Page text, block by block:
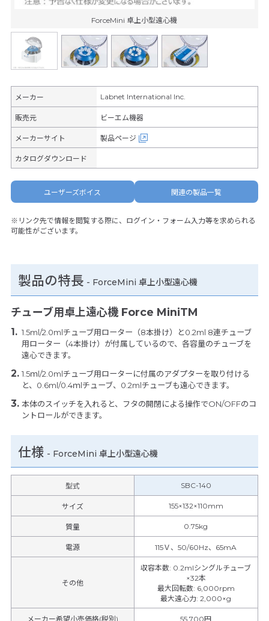
ForceMini 卓上小型遠心機
メーカー Labnet International Inc.
販売元 ビーエム機器
メーカーサイト 製品ページ
カタログダウンロード
ユーザーズボイス 関連の製品一覧
※リンク先で情報を閲覧する際に、ログイン・フォーム入力等を求められる
可能性がございます。
製品の特長 - ForceMini 卓上小型遠心機
チューブ用卓上遠心機 Force MiniTM
1.5ml/2.0mlチューブ用ローター（8本掛け）と0.2ml 8連チューブ
用ローター（4本掛け）が付属しているので、各容量のチューブを
遠心できます。
1.5ｍl/2.0mlチューブ用ローターに付属のアダプターを取り付ける
と、0.6ml/0.4ｍlチューブ、0.2mlチューブも遠心できます。
本体のスイッチを入れると、フタの開閉による操作でON/OFFのコ
ントロールができます。
仕様 - ForceMini 卓上小型遠心機
型式 SBC-140
サイズ 155×132×110mm
質量 0.75kg
電源 115Ｖ、50/60Hz、65mA
その他
収容本数: 0.2mlシングルチューブ
×32本
最大回転数: 6,000rpm
最大遠心力:2,000×g
メーカー希望小売価格(税別) 55,700円